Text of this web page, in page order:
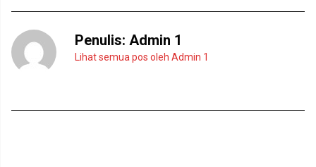
)
Penulis: Admin 1
Lihat semua pos oleh Admin 1